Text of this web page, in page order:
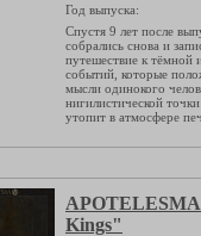
Год выпуска:
Спустя 9 лет после
собрались снова и
путешествие к тёмной
событий, которые
мысли одинокого
нигилистической
утопит в атмосфере
Kings"